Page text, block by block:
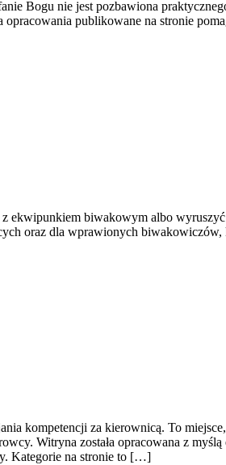
Bogu nie jest pozbawiona
publikowane na stronie
ekwipunkiem biwakowym albo
oraz dla wprawionych biwakowiczów,
kompetencji za kierownicą. To
Witryna została opracowana z
Kategorie na stronie to […]